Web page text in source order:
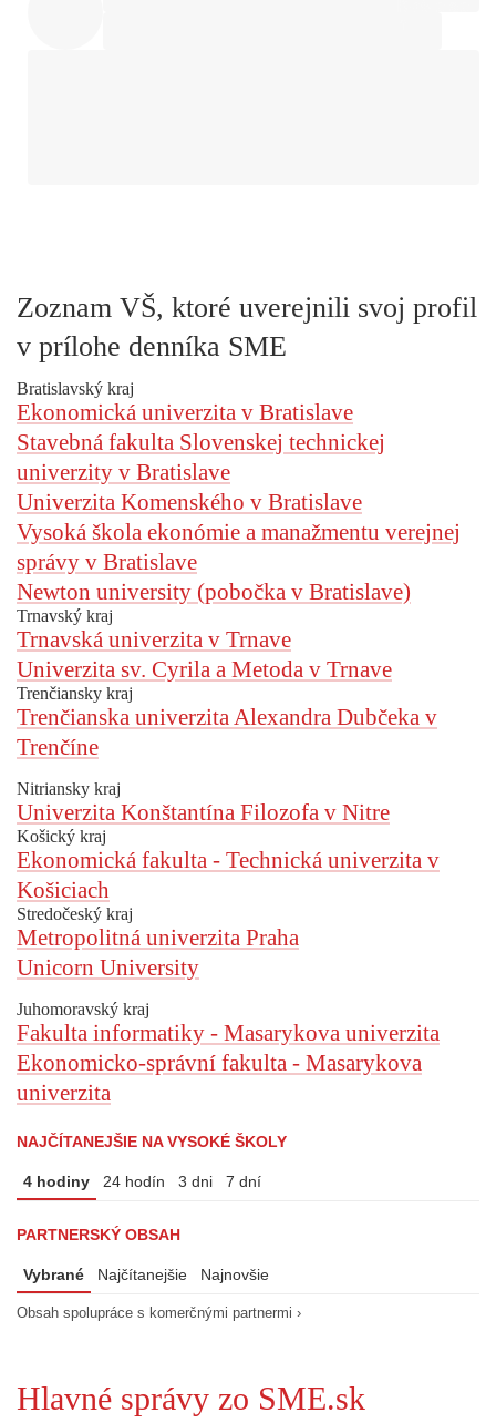
Zoznam VŠ, ktoré uverejnili svoj profil
v prílohe denníka SME
Bratislavský kraj
Ekonomická univerzita v Bratislave
Stavebná fakulta Slovenskej technickej
univerzity v Bratislave
Univerzita Komenského v Bratislave
Vysoká škola ekonómie a manažmentu verejnej
správy v Bratislave
Newton university (pobočka v Bratislave)
Trnavský kraj
Trnavská univerzita v Trnave
Univerzita sv. Cyrila a Metoda v Trnave
Trenčiansky kraj
Trenčianska univerzita Alexandra Dubčeka v
Trenčíne
Nitriansky kraj
Univerzita Konštantína Filozofa v Nitre
Košický kraj
Ekonomická fakulta - Technická univerzita v
Košiciach
Stredočeský kraj
Metropolitná univerzita Praha
Unicorn University
Juhomoravský kraj
Fakulta informatiky - Masarykova univerzita
Ekonomicko-správní fakulta - Masarykova
univerzita
NAJČÍTANEJŠIE NA VYSOKÉ ŠKOLY
4 hodiny 24 hodín 3 dni 7 dní
PARTNERSKÝ OBSAH
Vybrané Najčítanejšie Najnovšie
Obsah spolupráce s komerčnými partnermi ›
Hlavné správy zo SME.sk